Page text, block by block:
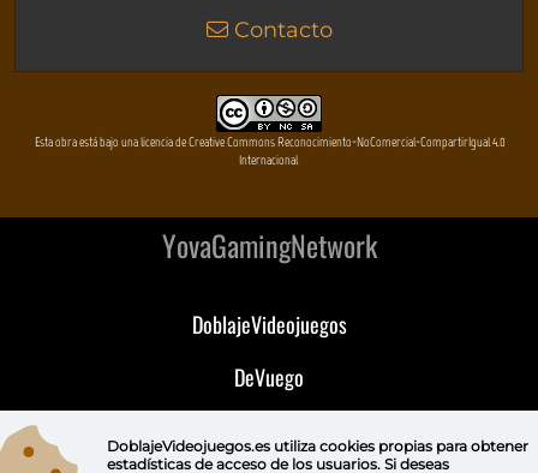
Contacto
Esta obra está bajo una licencia de Creative Commons Reconocimiento-NoComercial-CompartirIgual 4.0
Internacional
YovaGamingNetwork
DoblajeVideojuegos
DeVuego
DoblajeVideojuegos.es utiliza cookies propiaspara obtener
estadísticas de acceso de los usuarios. Si deseas